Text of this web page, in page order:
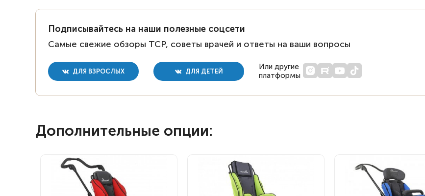
Подписывайтесь на наши полезные соцсети
Самые свежие обзоры ТСР, советы врачей и ответы на ваши вопросы
ДЛЯ ВЗРОСЛЫХ ДЛЯ ДЕТЕЙ
Или другие
платформы
Дополнительные опции: